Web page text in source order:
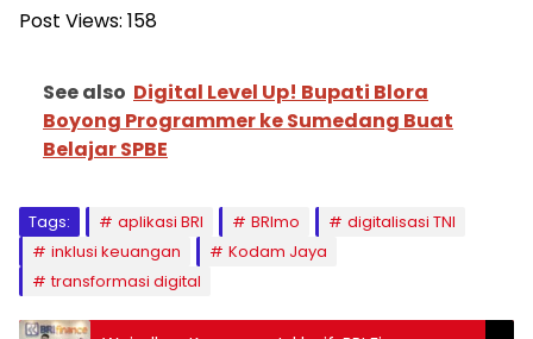
Post Views: 158
See also Digital Level Up! Bupati Blora
Boyong Programmer ke Sumedang Buat
Belajar SPBE
Tags: aplikasi BRI BRImo
digitalisasi TNI
inklusi keuangan
Kodam Jaya
transformasi digital